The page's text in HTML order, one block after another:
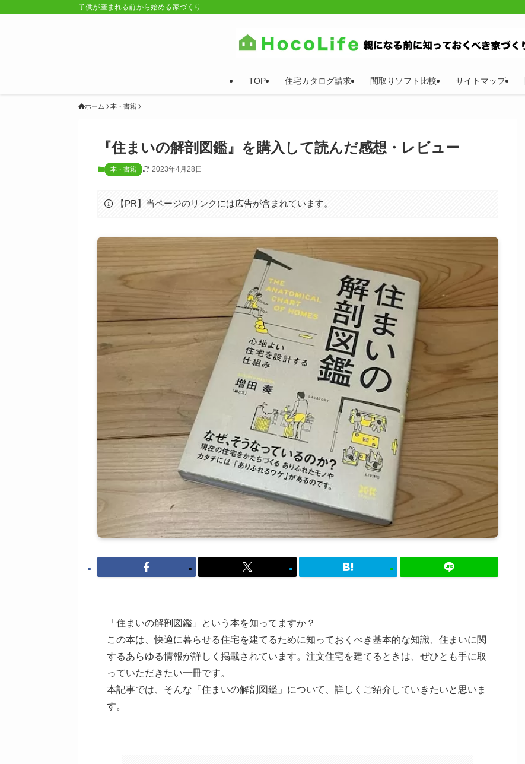
子供が産まれる前から始める家づくり
TOP 住宅カタログ請求 間取りソフト比較 サイトマップ
ホーム 本・書籍
『住まいの解剖図鑑』を購入して読んだ感想・レビュー
本・書籍 2023年4月28日
【PR】当ページのリンクには広告が含まれています。
「住まいの解剖図鑑」という本を知ってますか？
この本は、快適に暮らせる住宅を建てるために知っておくべき基本的な知識、住まいに関
するあらゆる情報が詳しく掲載されています。注文住宅を建てるときは、ぜひとも手に取
っていただきたい一冊です。
本記事では、そんな「住まいの解剖図鑑」について、詳しくご紹介していきたいと思いま
す。